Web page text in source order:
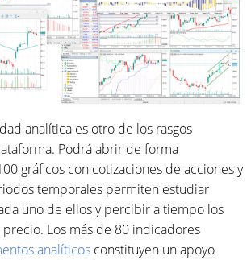
analítica es otro de los rasgos
Podrá abrir de forma
gráficos con cotizaciones de acciones y
temporales permiten estudiar
uno de ellos y percibir a tiempo los
Los más de 80 indicadores
analíticos constituyen un apoyo